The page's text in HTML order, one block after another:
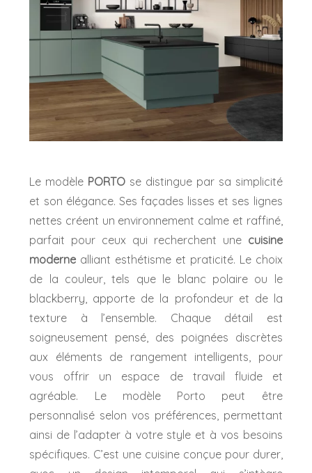
Le modèle PORTO se distingue par sa simplicité
et son élégance. Ses façades lisses et ses lignes
nettes créent un environnement calme et raffiné,
parfait pour ceux qui recherchent une cuisine
moderne alliant esthétisme et praticité. Le choix
de la couleur, tels que le blanc polaire ou le
blackberry, apporte de la profondeur et de la
texture à l’ensemble. Chaque détail est
soigneusement pensé, des poignées discrètes
aux éléments de rangement intelligents, pour
vous offrir un espace de travail fluide et
agréable. Le modèle Porto peut être
personnalisé selon vos préférences, permettant
ainsi de l’adapter à votre style et à vos besoins
spécifiques. C’est une cuisine conçue pour durer,